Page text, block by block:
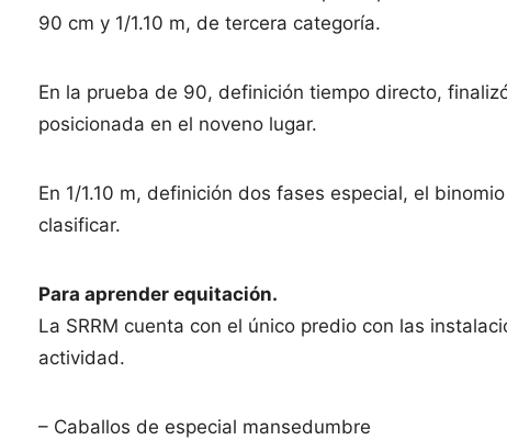
90 cm y 1/1.10 m, de tercera categoría.
En la prueba de 90, definición tiempo directo,
posicionada en el noveno lugar.
En 1/1.10 m, definición dos fases especial, el
clasificar.
Para aprender equitación.
La SRRM cuenta con el único predio con las
actividad.
– Caballos de especial mansedumbre